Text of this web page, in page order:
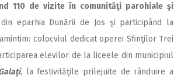
110 de vizite în comunităţi parohiale şi
din eparhia Dunării de Jos şi participând la
colocviul dedicat operei Sfinţilor Trei
elevilor de la liceele din municipiul
, la festivităţile prilejuite de rânduire a